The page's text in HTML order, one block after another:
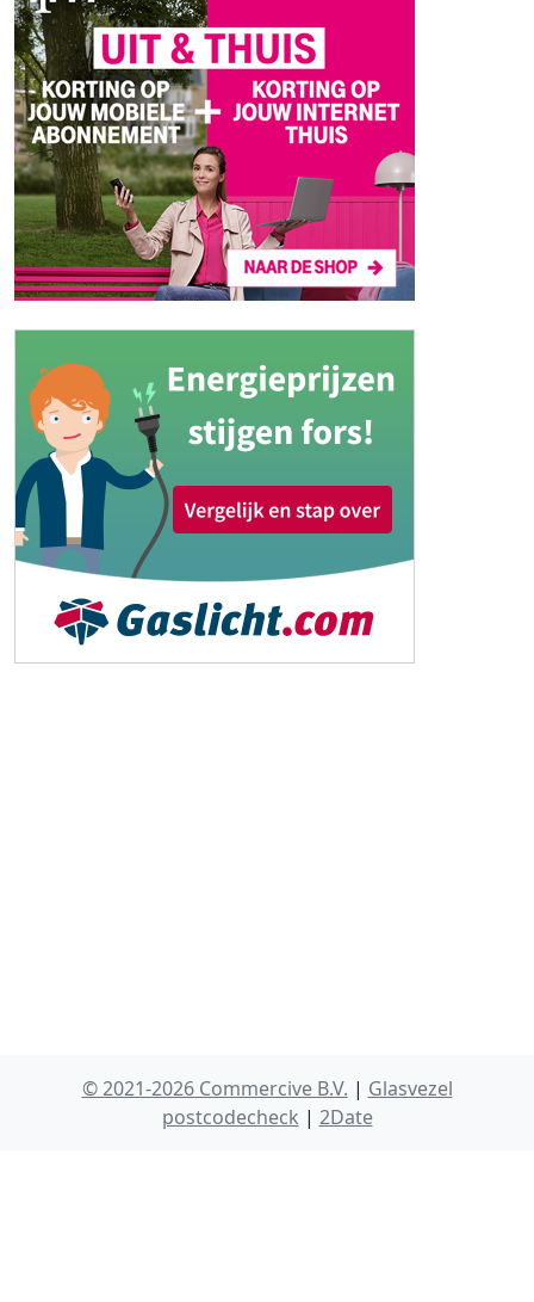
© 2021-2026 Commercive B.V. | Glasvezel
postcodecheck | 2Date